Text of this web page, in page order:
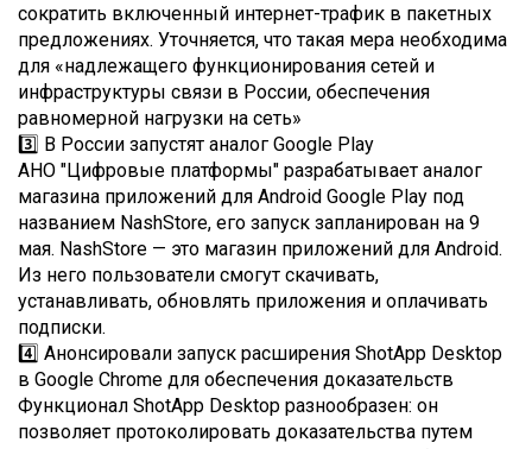
сократить включенный интернет-трафик в пакетных
предложениях. Уточняется, что такая мера необходима
для «надлежащего функционирования сетей и
инфраструктуры связи в России, обеспечения
равномерной нагрузки на сеть»
3️⃣ В России запустят аналог Google Play
АНО "Цифровые платформы" разрабатывает аналог
магазина приложений для Android Google Play под
названием NashStore, его запуск запланирован на 9
мая. NashStore — это магазин приложений для Android.
Из него пользователи смогут скачивать,
устанавливать, обновлять приложения и оплачивать
подписки.
4️⃣ Анонсировали запуск расширения ShotApp Desktop
в Google Chrome для обеспечения доказательств
Функционал ShotApp Desktop разнообразен: он
позволяет протоколировать доказательства путем